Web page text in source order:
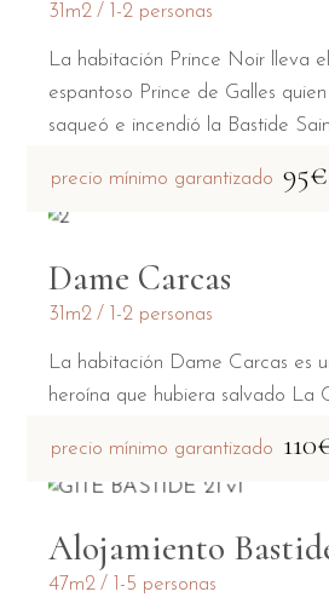
31m2 1-2 personas
La habitación Prince Noir lleva
espantoso Prince de Galles
saqueó e incendió la Bastide
precio mínimo garantizado 95€
Dame Carcas
31m2 1-2 personas
La habitación Dame Carcas es
heroína que hubiera salvado La
precio mínimo garantizado
Alojamiento
47m2 1-5 personas